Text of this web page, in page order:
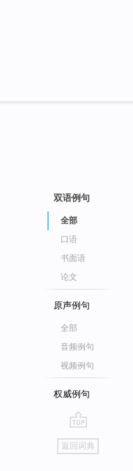
双语例句
全部
口语
书面语
论文
原声例句
全部
音频例句
视频例句
权威例句
go
top
返回词典